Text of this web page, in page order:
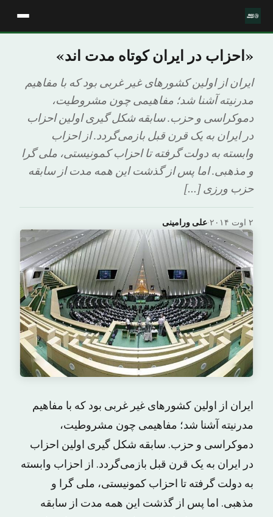
«احزاب در ایران کوتاه مدت اند»
ایران از اولین کشورهای غیر غربی بود که با مفاهیم
مدرنیته آشنا شد؛ مفاهیمی چون مشروطیت،
دموکراسی و حزب. سابقه شکل گیری اولین احزاب
در ایران به یک قرن قبل بازمی‌گردد. از احزاب
وابسته به دولت گرفته تا احزاب کمونیستی، ملی گرا
و مذهبی. اما پس از گذشت این همه مدت از سابقه
حزب ورزی […]
علی ورامینی· ۲ اوت ۲۰۱۴
ایران از اولین کشورهای غیر غربی بود که با مفاهیم
مدرنیته آشنا شد؛ مفاهیمی چون مشروطیت،
دموکراسی و حزب. سابقه شکل گیری اولین احزاب
در ایران به یک قرن قبل بازمی‌گردد. از احزاب وابسته
به دولت گرفته تا احزاب کمونیستی، ملی گرا و
مذهبی. اما پس از گذشت این همه مدت از سابقه